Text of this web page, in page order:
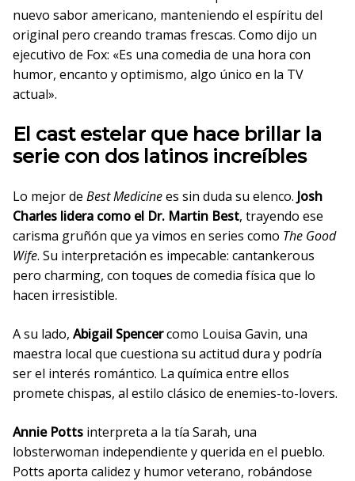
nuevo sabor americano, manteniendo el espíritu del
original pero creando tramas frescas. Como dijo un
ejecutivo de Fox: «Es una comedia de una hora con
humor, encanto y optimismo, algo único en la TV
actual».
El cast estelar que hace brillar la
serie con dos latinos increíbles
Lo mejor de Best Medicinees sin duda su elenco. Josh
Charles lidera como el Dr. Martin Best, trayendo ese
carisma gruñón que ya vimos en series como The Good
Wife. Su interpretación es impecable: cantankerous
pero charming, con toques de comedia física que lo
hacen irresistible.
A su lado, Abigail Spencercomo Louisa Gavin, una
maestra local que cuestiona su actitud dura y podría
ser el interés romántico. La química entre ellos
promete chispas, al estilo clásico de enemies-to-lovers.
Annie Potts interpreta a la tía Sarah, una
lobsterwoman independiente y querida en el pueblo.
Potts aporta calidez y humor veterano, robándose